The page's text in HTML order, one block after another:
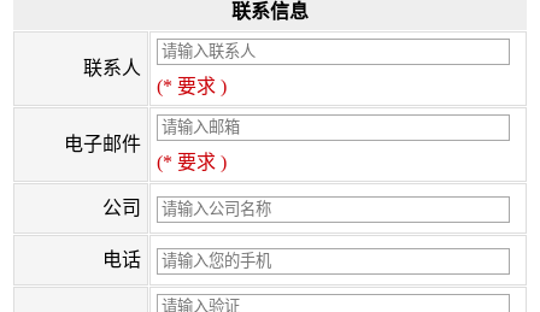
联系信息
联系人
(* 要求 )
电子邮件
(* 要求 )
公司
电话